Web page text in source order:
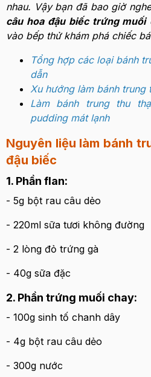
nhau. Vậy bạn đã bao giờ
câu hoa đậu biếc trứng muối
vào bếp thử khám phá chiếc
Tổng hợp các loại bánh
dẫn
Xu hướng làm bánh trung
Làm bánh trung thu
pudding mát lạnh
Nguyên liệu làm bánh
đậu biếc
1. Phần flan:
- 5g bột rau câu dẻo
- 220ml sữa tươi không đường
- 2 lòng đỏ trứng gà
- 40g sữa đặc
2. Phần trứng muối chay:
- 100g sinh tố chanh dây
- 4g bột rau câu dẻo
- 300g nước